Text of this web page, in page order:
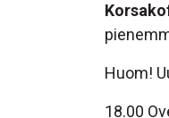
Huom!
18.00